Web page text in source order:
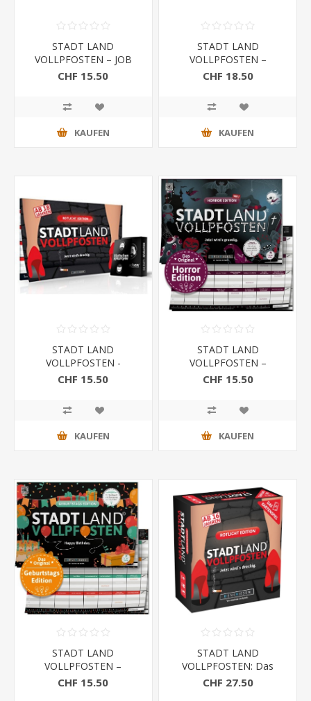
STADT LAND
VOLLPFOSTEN – JOB
EDITION (DinA4-Format)
CHF 15.50
KAUFEN
STADT LAND
VOLLPFOSTEN –
PICASSO EDITION
CHF 18.50
KAUFEN
STADT LAND
VOLLPFOSTEN -
ROTLICHT EDITION
CHF 15.50
KAUFEN
STADT LAND
VOLLPFOSTEN –
HORROR EDITION - Jetzt
CHF 15.50
KAUFEN
STADT LAND
VOLLPFOSTEN –
GEBURTSTAGS EDITION
CHF 15.50
STADT LAND
VOLLPFOSTEN: Das
Kartenspiel – Rotlicht
CHF 27.50